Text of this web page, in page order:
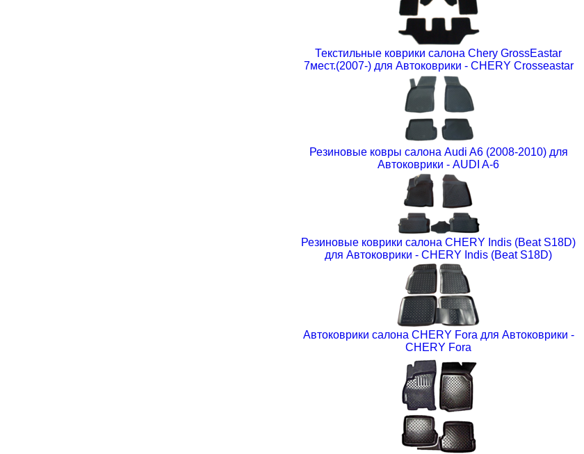
Текстильные коврики салона Chery GrossEastar
7мест.(2007-) для Автоковрики - CHERY Crosseastar
Резиновые ковры салона Audi A6 (2008-2010) для
Автоковрики - AUDI A-6
Резиновые коврики салона CHERY Indis (Beat S18D)
для Автоковрики - CHERY Indis (Beat S18D)
Автоковрики салона CHERY Fora для Автоковрики -
CHERY Fora